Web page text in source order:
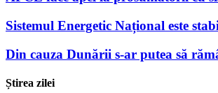
Sistemul Energetic Național este
Din cauza Dunării s-ar putea să
Știrea zilei